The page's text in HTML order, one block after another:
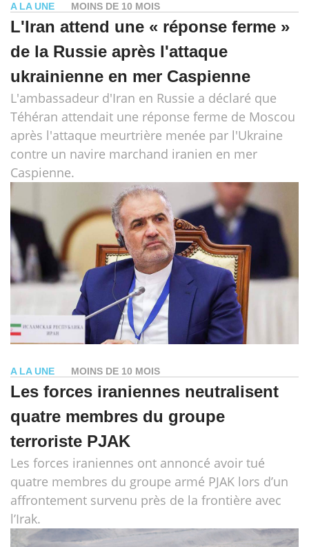
A LA UNE MOINS DE 10 MOIS
L'Iran attend une « réponse ferme »
de la Russie après l'attaque
ukrainienne en mer Caspienne
L'ambassadeur d'Iran en Russie a déclaré que
Téhéran attendait une réponse ferme de Moscou
après l'attaque meurtrière menée par l'Ukraine
contre un navire marchand iranien en mer
Caspienne.
A LA UNE MOINS DE 10 MOIS
Les forces iraniennes neutralisent
quatre membres du groupe
terroriste PJAK
Les forces iraniennes ont annoncé avoir tué
quatre membres du groupe armé PJAK lors d’un
affrontement survenu près de la frontière avec
l’Irak.